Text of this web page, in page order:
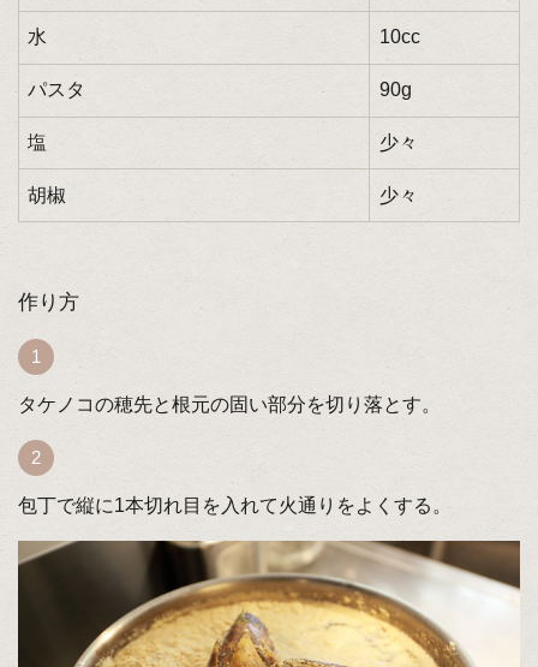
水 10cc
パスタ 90g
塩 少々
胡椒 少々
作り方
タケノコの穂先と根元の固い部分を切り落とす。
包丁で縦に1本切れ目を入れて火通りをよくする。